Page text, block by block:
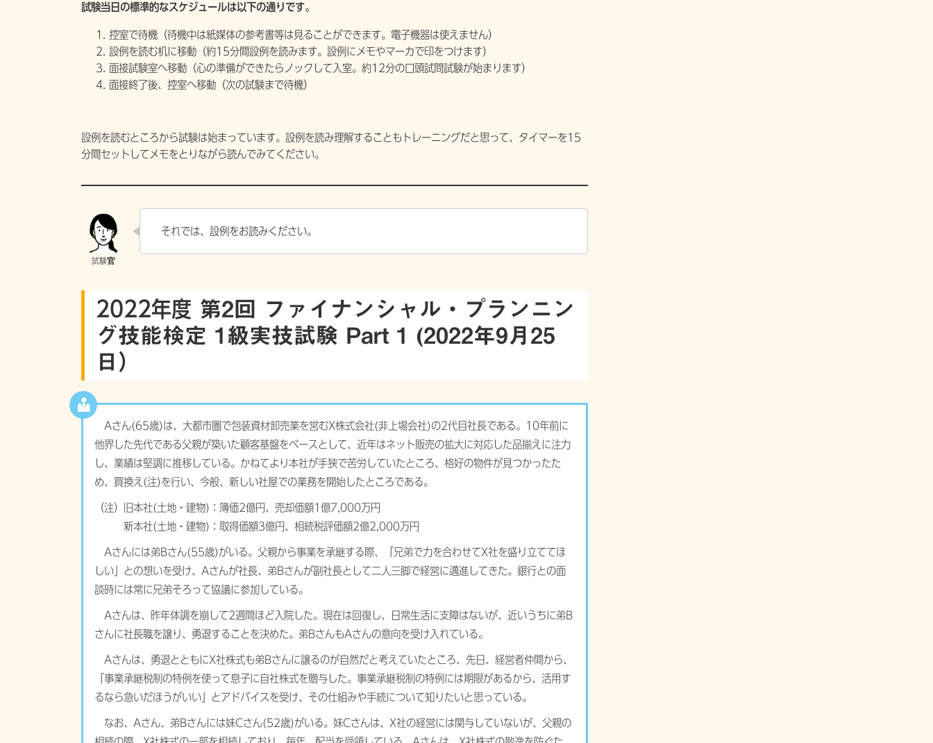
試験当日の標準的なスケジュールは以下の通りです。
控室で待機（待機中は紙媒体の参考書等は見ることができます。電子機器は使えません）
設例を読む机に移動（約15分間設例を読みます。設例にメモやマーカで印をつけます）
面接試験室へ移動（心の準備ができたらノックして入室。約12分の口頭試問試験が始まります）
面接終了後、控室へ移動（次の試験まで待機）
設例を読むところから試験は始まっています。設例を読み理解することもトレーニングだと思って、タイマーを15
分間セットしてメモをとりながら読んでみてください。
それでは、設例をお読みください。
2022年度 第2回 ファイナンシャル・プランニン
グ技能検定 1級実技試験 Part 1 (2022年9月25
日）
Aさん(65歳)は、大都市圏で包装資材卸売業を営むX株式会社(非上場会社)の2代目社長である。10年前に
他界した先代である父親が築いた顧客基盤をベースとして、近年はネット販売の拡大に対応した品揃えに注力
し、業績は堅調に推移している。かねてより本社が手狭で苦労していたところ、格好の物件が見つかったた
め、買換え(注)を行い、今般、新しい社屋での業務を開始したところである。
（注）旧本社(土地・建物)：簿価2億円、売却価額1億7,000万円
新本社(土地・建物)：取得価額3億円、相続税評価額2億2,000万円
Aさんには弟Bさん(55歳)がいる。父親から事業を承継する際、「兄弟で力を合わせてX社を盛り立ててほ
しい」との想いを受け、Aさんが社長、弟Bさんが副社長として二人三脚で経営に邁進してきた。銀行との面
談時には常に兄弟そろって協議に参加している。
Aさんは、昨年体調を崩して2週間ほど入院した。現在は回復し、日常生活に支障はないが、近いうちに弟B
さんに社長職を譲り、勇退することを決めた。弟BさんもAさんの意向を受け入れている。
Aさんは、勇退とともにX社株式も弟Bさんに譲るのが自然だと考えていたところ、先日、経営者仲間から、
「事業承継税制の特例を使って息子に自社株式を贈与した。事業承継税制の特例には期限があるから、活用す
るなら急いだほうがいい」とアドバイスを受け、その仕組みや手続について知りたいと思っている。
なお、Aさん、弟Bさんには妹Cさん(52歳)がいる。妹Cさんは、X社の経営には関与していないが、父親の